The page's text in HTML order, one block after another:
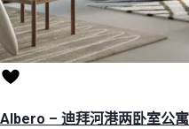
Albero – 迪拜河港两卧室公寓